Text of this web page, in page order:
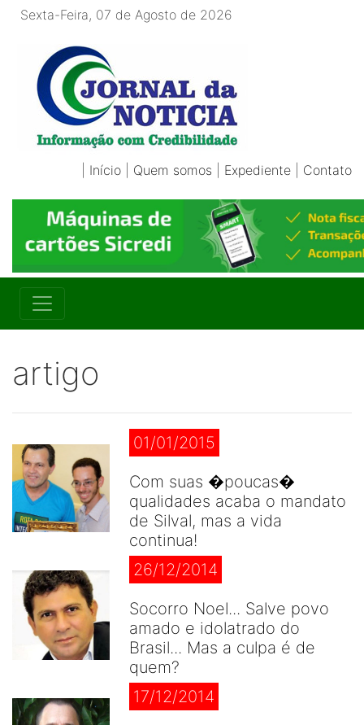
Sexta-Feira, 07 de Agosto de 2026
Início Quem somos Expediente Contato
artigo
01/01/2015
Com suas �poucas�
qualidades acaba o mandato
de Silval, mas a vida
continua!
26/12/2014
Socorro Noel... Salve povo
amado e idolatrado do
Brasil... Mas a culpa é de
quem?
17/12/2014